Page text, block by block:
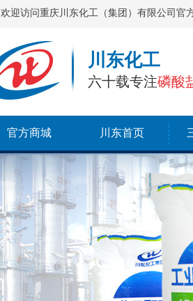
欢迎访问重庆川东化工（集团）有限公司官
川东化工
六十载专注磷酸
官方商城 川东首页